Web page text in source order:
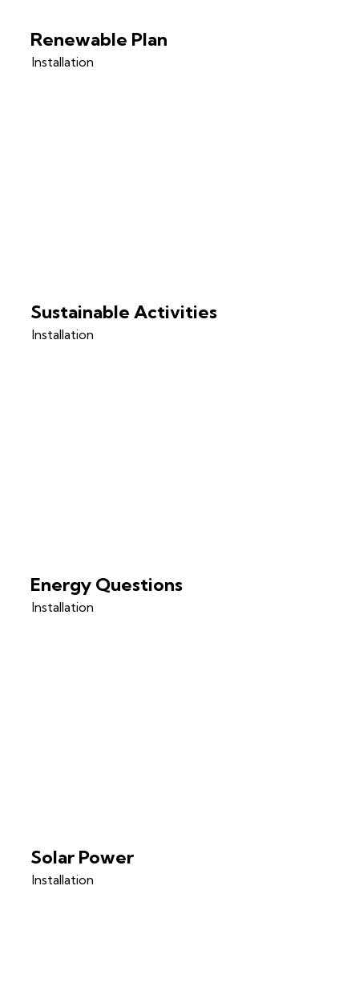
Renewable Plan
Installation
Sustainable Activities
Installation
Energy Questions
Installation
Solar Power
Installation